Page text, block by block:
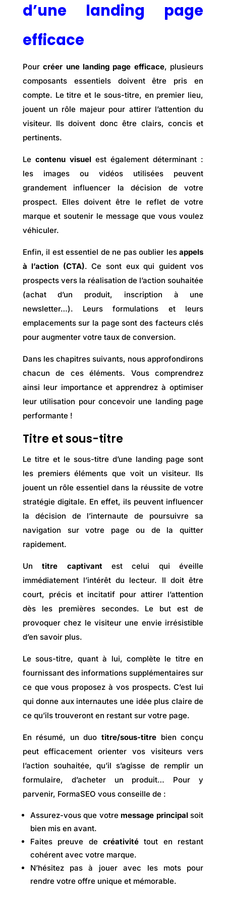
d’une landing page
efficace
Pourcréer une landing page efficace, plusieurs
composants essentiels doivent être pris en
compte. Le titre et le sous-titre, en premier lieu,
jouent un rôle majeur pour attirer l’attention du
visiteur. Ils doivent donc être clairs, concis et
pertinents.
Le contenu visuel est également déterminant :
les images ou vidéos utilisées peuvent
grandement influencer la décision de votre
prospect. Elles doivent être le reflet de votre
marque et soutenir le message que vous voulez
véhiculer.
Enfin, il est essentiel de ne pas oublier les appels
à l’action (CTA). Ce sont eux qui guident vos
prospects vers la réalisation de l’action souhaitée
(achat d’un produit, inscription à une
newsletter…). Leurs formulations et leurs
emplacements sur la page sont des facteurs clés
pour augmenter votre taux de conversion.
Dans les chapitres suivants, nous approfondirons
chacun de ces éléments. Vous comprendrez
ainsi leur importance et apprendrez à optimiser
leur utilisation pour concevoir une landing page
performante !
Titre et sous-titre
Le titre et le sous-titre d’une landing page sont
les premiers éléments que voit un visiteur. Ils
jouent un rôle essentiel dans la réussite de votre
stratégie digitale. En effet, ils peuvent influencer
la décision de l’internaute de poursuivre sa
navigation sur votre page ou de la quitter
rapidement.
Un titre captivant
est celui qui éveille
immédiatement l’intérêt du lecteur. Il doit être
court, précis et incitatif pour attirer l’attention
dès les premières secondes. Le but est de
provoquer chez le visiteur une envie irrésistible
d’en savoir plus.
Le sous-titre, quant à lui, complète le titre en
fournissant des informations supplémentaires sur
ce que vous proposez à vos prospects. C’est lui
qui donne aux internautes une idée plus claire de
ce qu’ils trouveront en restant sur votre page.
En résumé, un duo titre/sous-titre bien conçu
peut efficacement orienter vos visiteurs vers
l’action souhaitée, qu’il s’agisse de remplir un
formulaire, d’acheter un produit… Pour y
parvenir, FormaSEO vous conseille de :
Assurez-vous que votre message principal soit
bien mis en avant.
Faites preuve de créativité tout en restant
cohérent avec votre marque.
N’hésitez pas à jouer avec les mots pour
rendre votre offre unique et mémorable.